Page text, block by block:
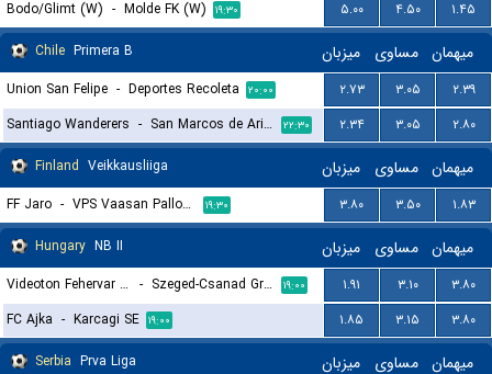
Bodo/Glimt (W) - Molde FK (W) ۱۹:۳۰ ۵.۰۰ ۴.۵۰
۱.۴۵
Chile Primera B میزبان مساوی میهمان
Union San Felipe - Deportes Recoleta ۲۰:۰۰ ۲.۷۳ ۳.۰۵
۲.۳۹
Santiago Wanderers - San Marcos de Arica ۲۲:۳۰ ۲.۳۴ ۳.۰۵
۲.۸۰
Finland Veikkausliiga میزبان مساوی میهمان
FF Jaro - VPS Vaasan Palloseura ۱۹:۳۰ ۳.۸۰ ۳.۵۰
۱.۸۳
Hungary NB II میزبان مساوی میهمان
Videoton Fehervar FC - Szeged-Csanad Grosics ۱۹:۰۰ ۱.۹۱ ۳.۱۰
۳.۸۰
FC Ajka - Karcagi SE ۱۹:۰۰ ۱.۸۵ ۳.۱۵
۳.۸۰
Serbia Prva Liga میزبان مساوی میهمان